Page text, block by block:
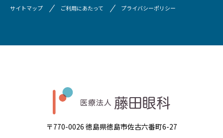
サイトマップ ご利用にあたって プライバシーポリシー
〒770-0026 徳島県徳島市佐古六番町6-27